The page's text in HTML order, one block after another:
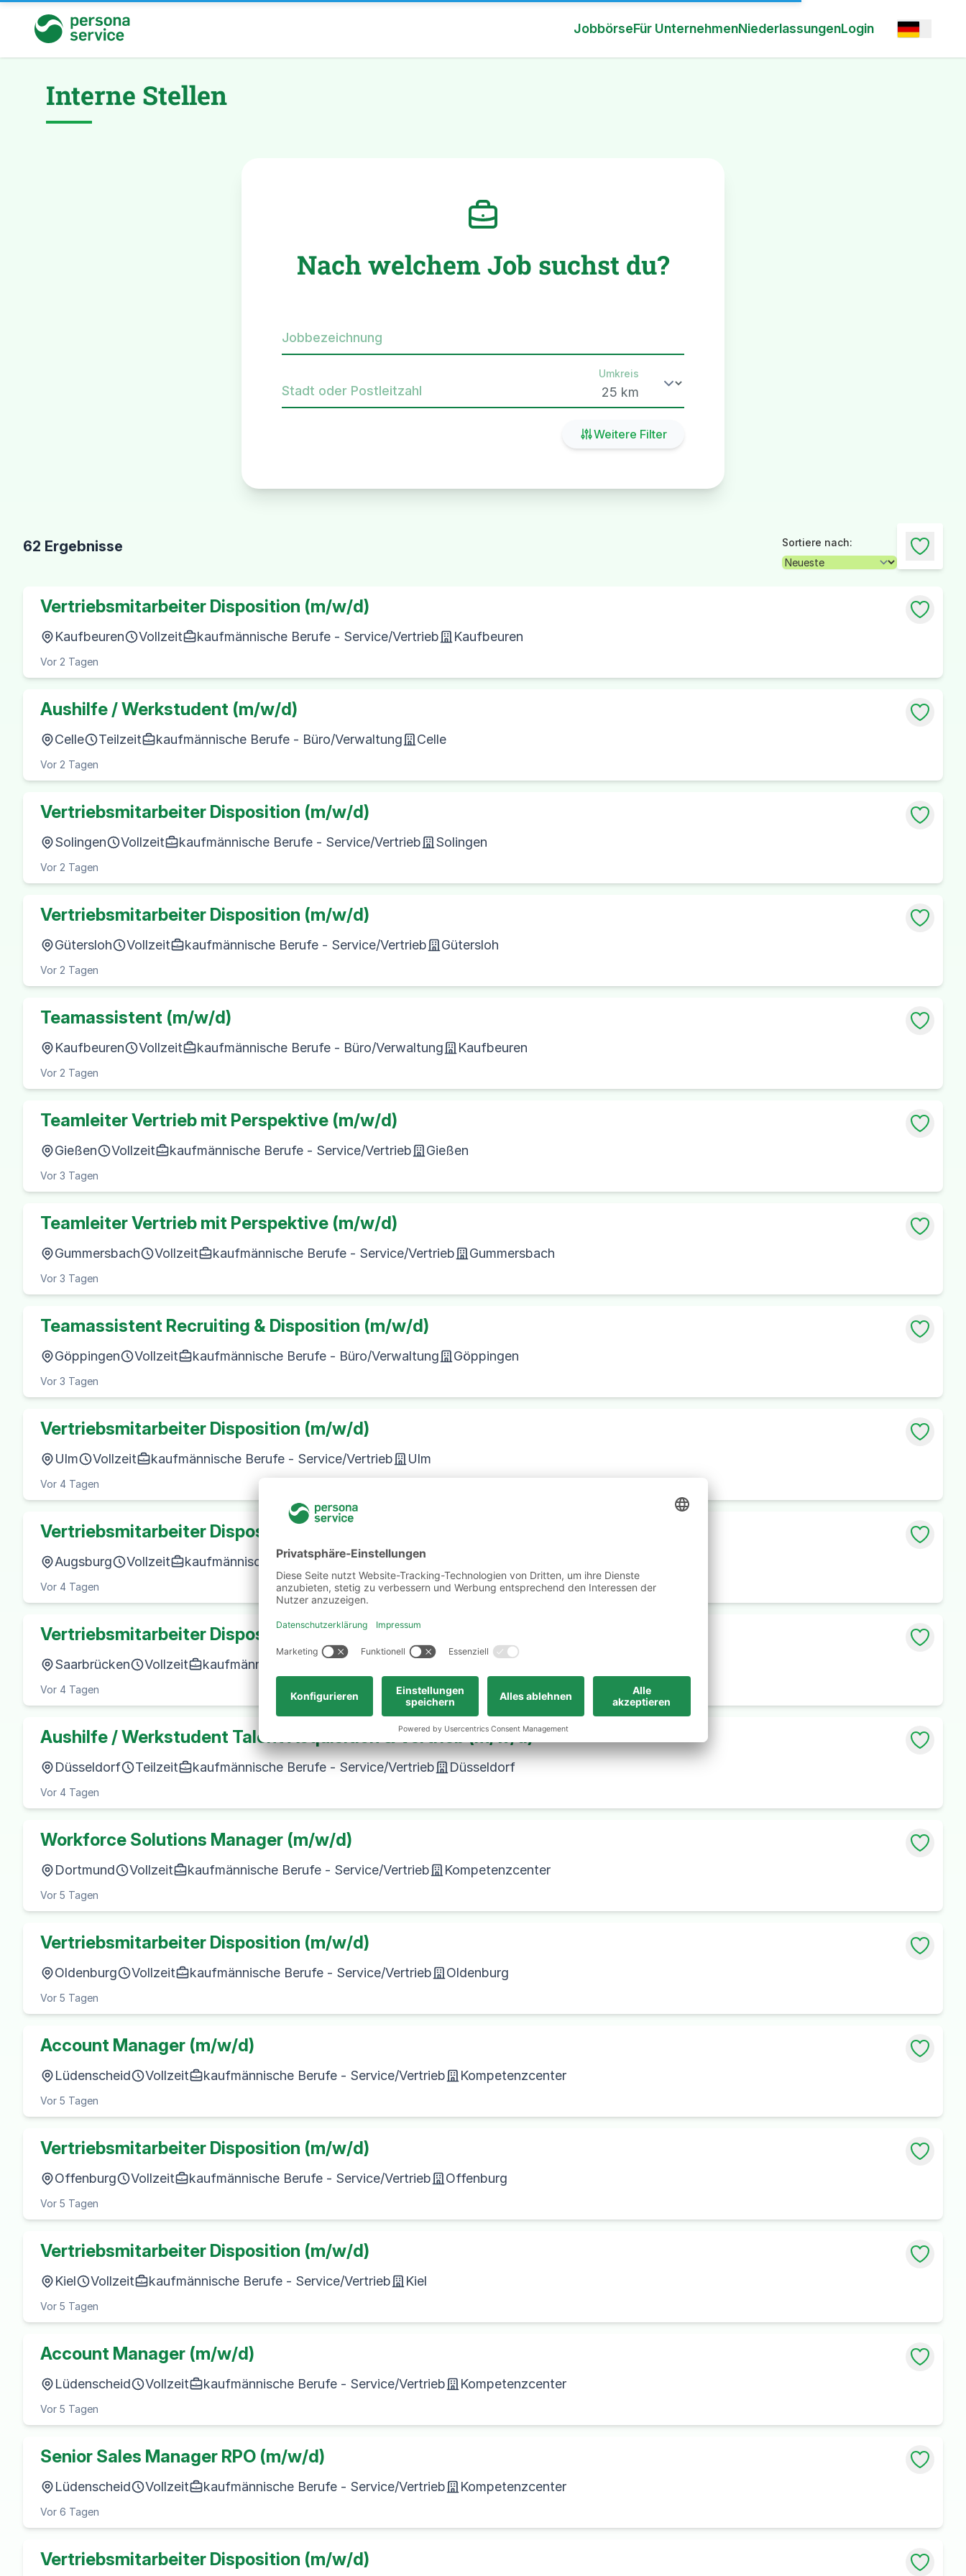
persona service JobbörseFür UnternehmenNiederlassungenLogin Open
Interne Stellen
Nach welchem Job suchst du?
Jobbezeichnung
Stadt oder Postleitzahl
Umkreis
Weitere Filter
62 Ergebnisse Sortiere nach:
Vertriebsmitarbeiter Disposition (m/w/d)
Kaufbeuren Vollzeit kaufmännische Berufe - Service/Vertrieb Kaufbeuren
Vor 2 Tagen
Aushilfe / Werkstudent (m/w/d)
Celle Teilzeit kaufmännische Berufe - Büro/Verwaltung Celle
Vor 2 Tagen
Vertriebsmitarbeiter Disposition (m/w/d)
Solingen Vollzeit kaufmännische Berufe - Service/Vertrieb Solingen
Vor 2 Tagen
Vertriebsmitarbeiter Disposition (m/w/d)
Gütersloh Vollzeit kaufmännische Berufe - Service/Vertrieb Gütersloh
Vor 2 Tagen
Teamassistent (m/w/d)
Kaufbeuren Vollzeit kaufmännische Berufe - Büro/Verwaltung Kaufbeuren
Vor 2 Tagen
Teamleiter Vertrieb mit Perspektive (m/w/d)
Gießen Vollzeit kaufmännische Berufe - Service/Vertrieb Gießen
Vor 3 Tagen
Teamleiter Vertrieb mit Perspektive (m/w/d)
Gummersbach Vollzeit kaufmännische Berufe - Service/Vertrieb Gummersbach
Vor 3 Tagen
Teamassistent Recruiting & Disposition (m/w/d)
Göppingen Vollzeit kaufmännische Berufe - Büro/Verwaltung Göppingen
Vor 3 Tagen
Vertriebsmitarbeiter Disposition (m/w/d)
Ulm Vollzeit kaufmännische Berufe - Service/Vertrieb Ulm
Vor 4 Tagen
Vertriebsmitarbeiter Disposition (m/w/d)
Augsburg Vollzeit kaufmännische Berufe - Service/Vertrieb
Vor 4 Tagen
Vertriebsmitarbeiter Disposition (m/w/d)
Saarbrücken Vollzeit kaufmännische Berufe - Service/Vertrieb
Vor 4 Tagen
Aushilfe / Werkstudent Talent Acquisition & Vertrieb (m/w/d)
Düsseldorf Teilzeit kaufmännische Berufe - Service/Vertrieb Düsseldorf
Vor 4 Tagen
Workforce Solutions Manager (m/w/d)
Dortmund Vollzeit kaufmännische Berufe - Service/Vertrieb Kompetenzcenter
Vor 5 Tagen
Vertriebsmitarbeiter Disposition (m/w/d)
Oldenburg Vollzeit kaufmännische Berufe - Service/Vertrieb Oldenburg
Vor 5 Tagen
Account Manager (m/w/d)
Lüdenscheid Vollzeit kaufmännische Berufe - Service/Vertrieb Kompetenzcenter
Vor 5 Tagen
Vertriebsmitarbeiter Disposition (m/w/d)
Offenburg Vollzeit kaufmännische Berufe - Service/Vertrieb Offenburg
Vor 5 Tagen
Vertriebsmitarbeiter Disposition (m/w/d)
Kiel Vollzeit kaufmännische Berufe - Service/Vertrieb Kiel
Vor 5 Tagen
Account Manager (m/w/d)
Lüdenscheid Vollzeit kaufmännische Berufe - Service/Vertrieb Kompetenzcenter
Vor 5 Tagen
Senior Sales Manager RPO (m/w/d)
Lüdenscheid Vollzeit kaufmännische Berufe - Service/Vertrieb Kompetenzcenter
Vor 6 Tagen
Vertriebsmitarbeiter Disposition (m/w/d)